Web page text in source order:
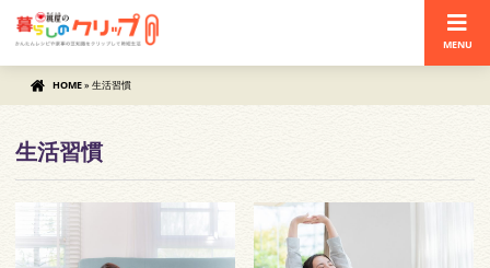
MENU
HOME» 生活習慣
生活習慣